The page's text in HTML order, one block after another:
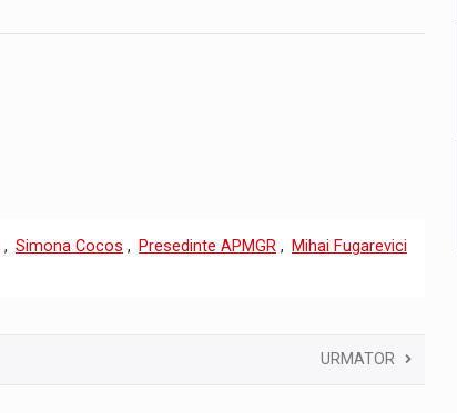
, Simona Cocos , Presedinte APMGR , Mihai Fugarevici
URMATOR